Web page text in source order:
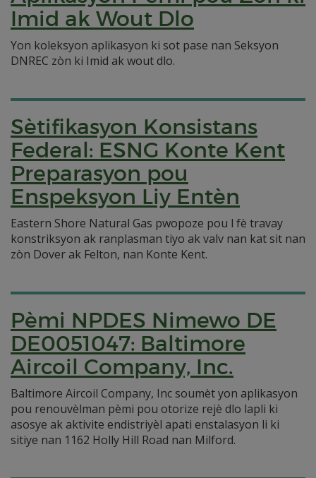
Imid ak Wout Dlo
Yon koleksyon aplikasyon ki sot pase nan Seksyon
DNREC zòn ki Imid ak wout dlo.
Sètifikasyon Konsistans
Federal: ESNG Konte Kent
Preparasyon pou
Enspeksyon Liy Entèn
Eastern Shore Natural Gas pwopoze pou l fè travay
konstriksyon ak ranplasman tiyo ak valv nan kat sit nan
zòn Dover ak Felton, nan Konte Kent.
Pèmi NPDES Nimewo DE
DE0051047: Baltimore
Aircoil Company, Inc.
Baltimore Aircoil Company, Inc soumèt yon aplikasyon
pou renouvèlman pèmi pou otorize rejè dlo lapli ki
asosye ak aktivite endistriyèl apati enstalasyon li ki
sitiye nan 1162 Holly Hill Road nan Milford.